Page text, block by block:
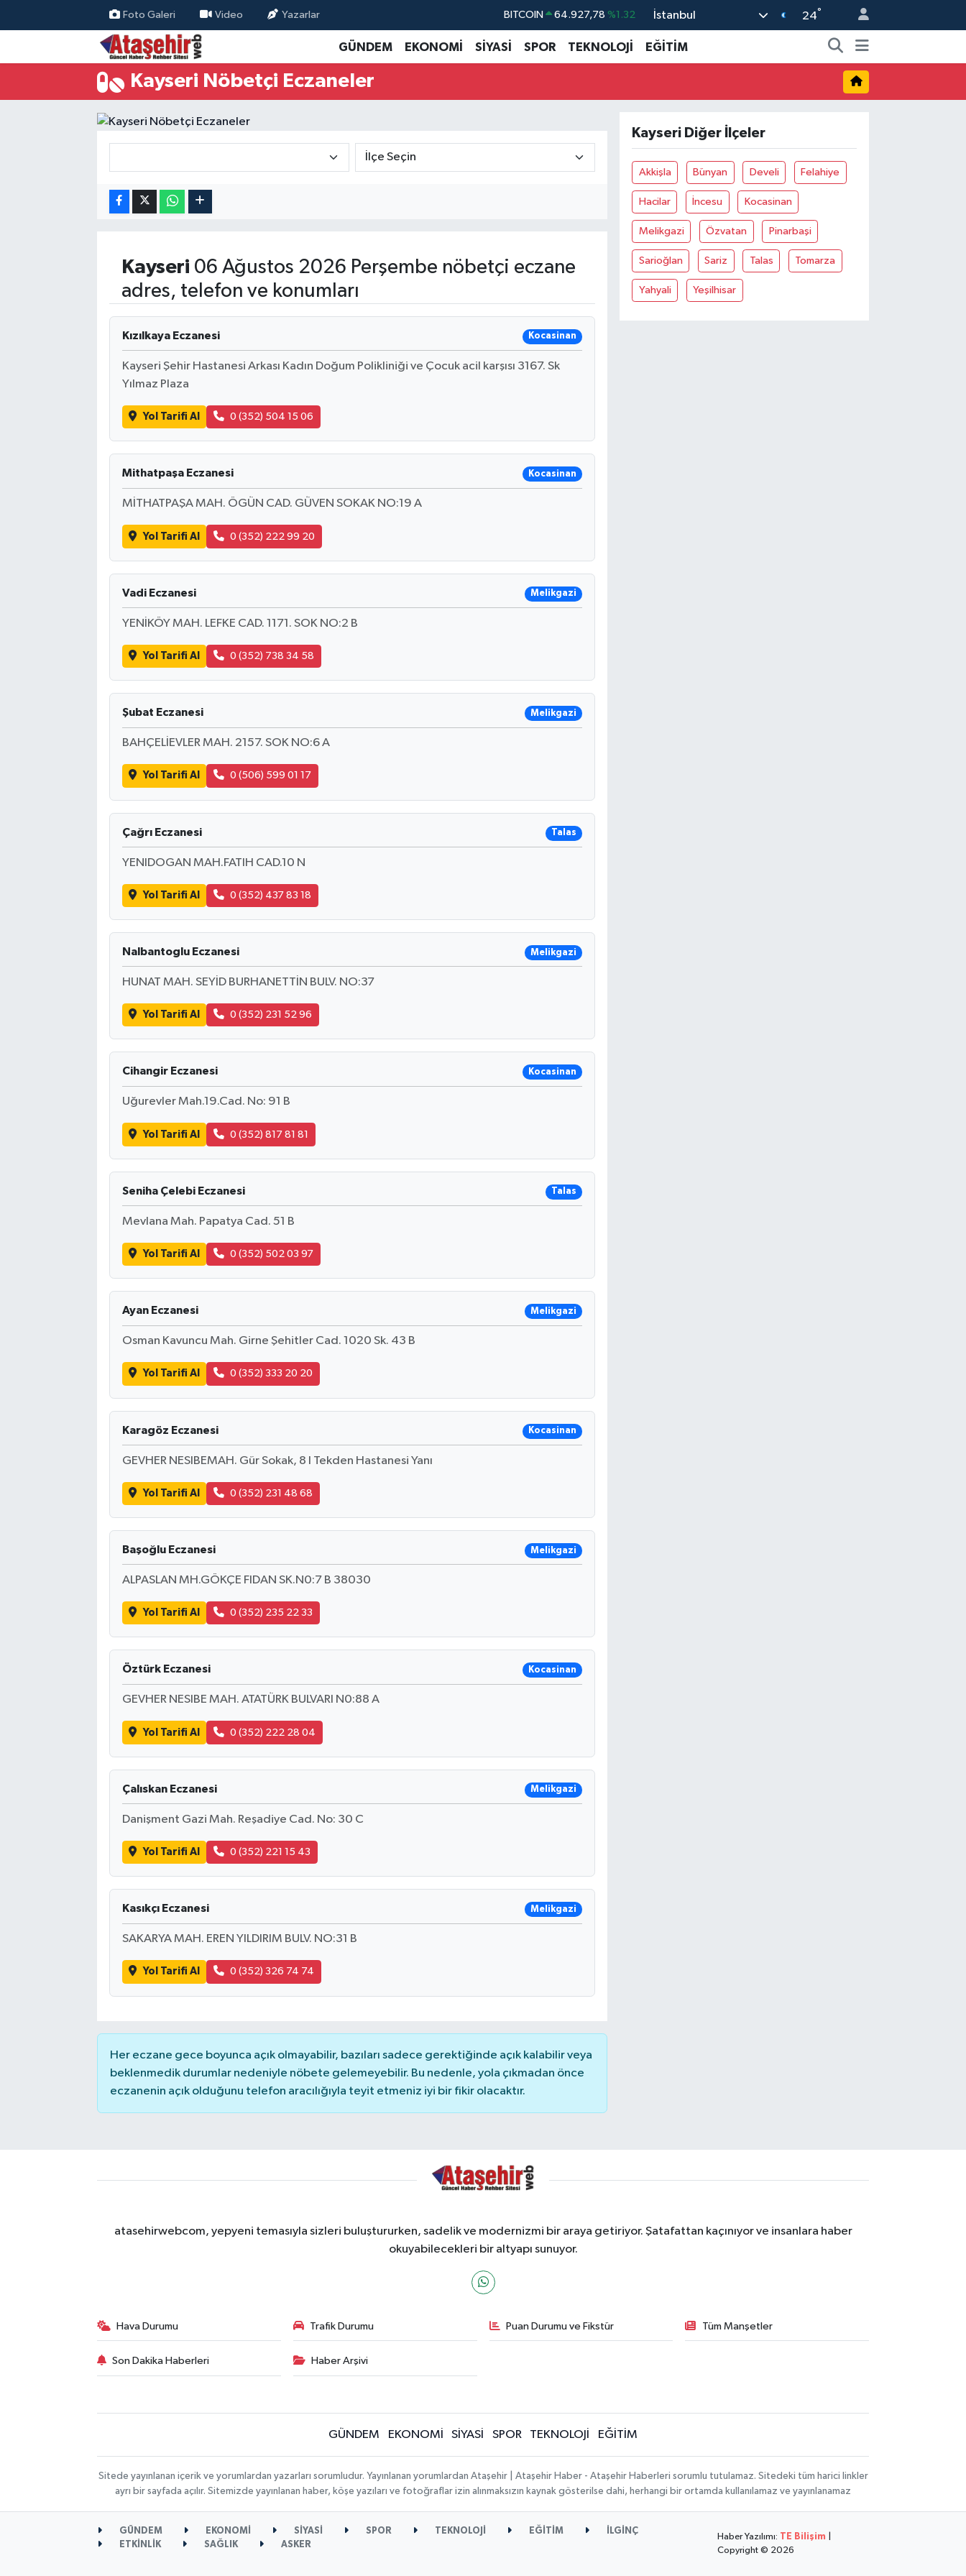
Foto Galeri Video Yazarlar
DOLAR 47,5894 %0.08
%-0.02
%11
İstanbul 24°
GÜNDEM EKONOMİ SİYASİ SPOR TEKNOLOJİ EĞİTİM
Kayseri Nöbetçi Eczaneler
Kayseri 06 Ağustos 2026 Perşembe nöbetçi eczane
adres, telefon ve konumları
Kızılkaya Eczanesi Kocasinan
Kayseri Şehir Hastanesi Arkası Kadın Doğum Polikliniği ve Çocuk acil karşısı 3167. Sk
Yılmaz Plaza
Yol Tarifi Al 0 (352) 504 15 06
Mithatpaşa Eczanesi Kocasinan
MİTHATPAŞA MAH. ÖGÜN CAD. GÜVEN SOKAK NO:19 A
Yol Tarifi Al 0 (352) 222 99 20
Vadi Eczanesi Melikgazi
YENİKÖY MAH. LEFKE CAD. 1171. SOK NO:2 B
Yol Tarifi Al 0 (352) 738 34 58
Şubat Eczanesi Melikgazi
BAHÇELİEVLER MAH. 2157. SOK NO:6 A
Yol Tarifi Al 0 (506) 599 01 17
Çağrı Eczanesi Talas
YENIDOGAN MAH.FATIH CAD.10 N
Yol Tarifi Al 0 (352) 437 83 18
Nalbantoglu Eczanesi Melikgazi
HUNAT MAH. SEYİD BURHANETTİN BULV. NO:37
Yol Tarifi Al 0 (352) 231 52 96
Cihangir Eczanesi Kocasinan
Uğurevler Mah.19.Cad. No: 91 B
Yol Tarifi Al 0 (352) 817 81 81
Seniha Çelebi Eczanesi Talas
Mevlana Mah. Papatya Cad. 51 B
Yol Tarifi Al 0 (352) 502 03 97
Ayan Eczanesi Melikgazi
Osman Kavuncu Mah. Girne Şehitler Cad. 1020 Sk. 43 B
Yol Tarifi Al 0 (352) 333 20 20
Karagöz Eczanesi Kocasinan
GEVHER NESIBEMAH. Gür Sokak, 8 I Tekden Hastanesi Yanı
Yol Tarifi Al 0 (352) 231 48 68
Başoğlu Eczanesi Melikgazi
ALPASLAN MH.GÖKÇE FIDAN SK.N0:7 B 38030
Yol Tarifi Al 0 (352) 235 22 33
Öztürk Eczanesi Kocasinan
GEVHER NESIBE MAH. ATATÜRK BULVARI N0:88 A
Yol Tarifi Al 0 (352) 222 28 04
Çalıskan Eczanesi Melikgazi
Danişment Gazi Mah. Reşadiye Cad. No: 30 C
Yol Tarifi Al 0 (352) 221 15 43
Kasıkçı Eczanesi Melikgazi
SAKARYA MAH. EREN YILDIRIM BULV. NO:31 B
Yol Tarifi Al 0 (352) 326 74 74
Her eczane gece boyunca açık olmayabilir, bazıları sadece gerektiğinde açık kalabilir veya
beklenmedik durumlar nedeniyle nöbete gelemeyebilir. Bu nedenle, yola çıkmadan önce
eczanenin açık olduğunu telefon aracılığıyla teyit etmeniz iyi bir fikir olacaktır.
Kayseri Diğer İlçeler
Akkişla Bünyan Develi Felahiye
Hacilar İncesu Kocasinan
Melikgazi Özvatan Pinarbaşi
Sarioğlan Sariz Talas Tomarza
Yahyali Yeşilhisar
atasehirwebcom, yepyeni temasıyla sizleri buluştururken, sadelik ve modernizmi bir araya getiriyor. Şatafattan kaçınıyor ve insanlara haber
okuyabilecekleri bir altyapı sunuyor.
Hava Durumu Trafik Durumu Puan Durumu ve Fikstür Tüm Manşetler
Son Dakika Haberleri Haber Arşivi
GÜNDEM EKONOMİ SİYASİ SPOR TEKNOLOJİ EĞİTİM
Sitede yayınlanan içerik ve yorumlardan yazarları sorumludur. Yayınlanan yorumlardan Ataşehir | Ataşehir Haber - Ataşehir Haberleri sorumlu tutulamaz. Sitedeki tüm harici linkler
ayrı bir sayfada açılır. Sitemizde yayınlanan haber, köşe yazıları ve fotoğraflar izin alınmaksızın kaynak gösterilse dahi, herhangi bir ortamda kullanılamaz ve yayınlanamaz
GÜNDEM EKONOMİ SİYASİ SPOR TEKNOLOJİ EĞİTİM
İLGİNÇ
ETKİNLİK
SAĞLIK ASKER
Haber Yazılımı: TE Bilişim
Copyright © 2026
Hava Durumu
Trafik Durumu
Süper Lig Puan Durumu ve Fikstür
Son Dakika Haberleri